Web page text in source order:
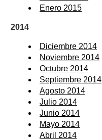
Enero 2015
2014
Diciembre 2014
Noviembre 2014
Octubre 2014
Septiembre 2014
Agosto 2014
Julio 2014
Junio 2014
Mayo 2014
Abril 2014